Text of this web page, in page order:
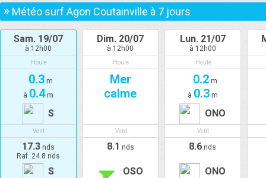
» Météo surf Agon Coutainville à 7 jours
Sam. 19/07
à 12h00
Houle
0.3 m
à 0.4m
S
Vent
17.3nds
Raf. 24.8 nds
S
Dim. 20/07
à 12h00
Houle
Mer
calme
Vent
8.1 nds
OSO
Lun. 21/07
à 12h00
Houle
0.2 m
à 0.3m
ONO
Vent
8.6 nds
ONO